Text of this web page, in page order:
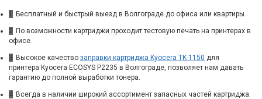
1 Бесплатный и быстрый выезд в Волгограде до офиса или квартиры.
2 По возможности картриджи проходит тестовую печать на принтерах в
офисе.
3 Высокое качество заправки картриджа Kyocera TK-1150 для
принтера Kyocera ECOSYS P2235 в Волгограде, позволяет нам давать
гарантию до полной выработки тонера.
4 Всегда в наличии широкий ассортимент запасных частей картриджа.